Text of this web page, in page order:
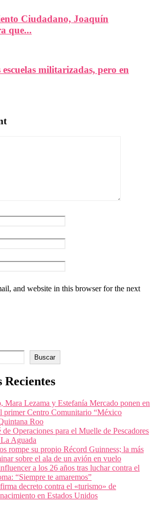
Ciudadano, Joaquín
que...
militarizadas, pero en
and website in this browser for the next
Buscar
Recientes
Mara Lezama y Estefanía Mercado ponen en
primer Centro Comunitario “México
Roo
Operaciones para el Muelle de Pescadores
Aguada
rompe su propio Récord Guinness; la más
sobre el ala de un avión en vuelo
a los 26 años tras luchar contra el
“Siempre te amaremos”
decreto contra el «turismo» de
en Estados Unidos